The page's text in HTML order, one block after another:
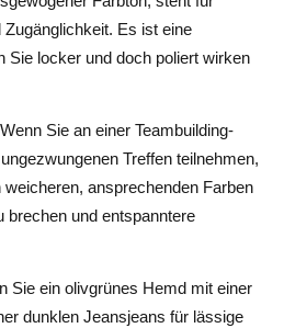
Es ist eine
Sie locker und doch poliert wirken
Wenn Sie an einer Teambuilding-
Treffen teilnehmen,
ansprechenden Farben
brechen und entspanntere
Sie ein olivgrünes Hemd mit einer
dunklen Jeansjeans für lässige